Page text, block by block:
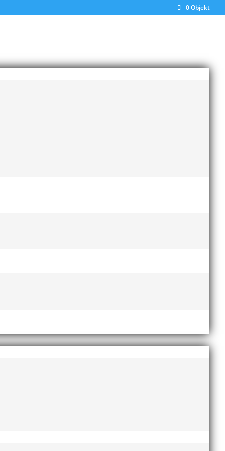
0 Objekt
har bland annat fungerat som tränare inom